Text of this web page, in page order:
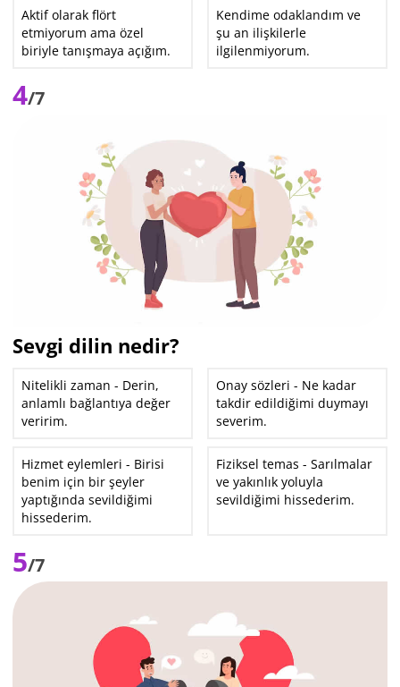
Aktif olarak flört
etmiyorum ama özel
biriyle tanışmaya açığım.
Kendime odaklandım ve
şu an ilişkilerle
ilgilenmiyorum.
4/7
Sevgi dilin nedir?
Nitelikli zaman - Derin,
anlamlı bağlantıya değer
veririm.
Onay sözleri - Ne kadar
takdir edildiğimi duymayı
severim.
Hizmet eylemleri - Birisi
benim için bir şeyler
yaptığında sevildiğimi
hissederim.
Fiziksel temas - Sarılmalar
ve yakınlık yoluyla
sevildiğimi hissederim.
5/7